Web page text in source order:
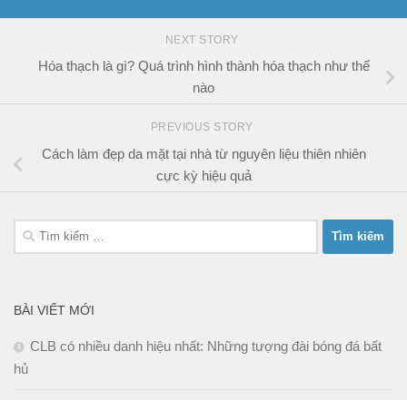
NEXT STORY
Hóa thạch là gì? Quá trình hình thành hóa thạch như thế
nào
PREVIOUS STORY
Cách làm đẹp da mặt tại nhà từ nguyên liệu thiên nhiên
cực kỳ hiệu quả
Tìm
kiếm
BÀI VIẾT MỚI
CLB có nhiều danh hiệu nhất: Những tượng đài bóng đá bất
hủ